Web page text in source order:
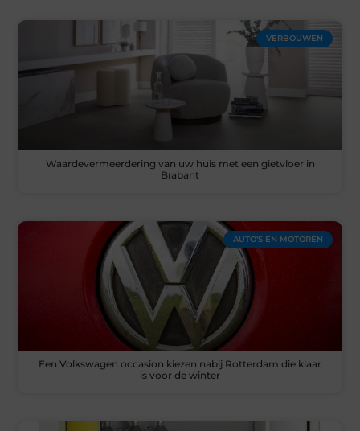
VERBOUWEN
Waardevermeerdering van uw huis met een gietvloer in
Brabant
AUTO’S EN MOTOREN
Een Volkswagen occasion kiezen nabij Rotterdam die klaar
is voor de winter